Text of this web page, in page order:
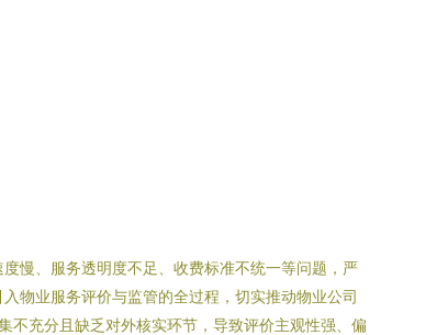
慢、服务透明度不足、收费标准不统一等问题，严
物业服务评价与监管的全过程，切实推动物业公司
不充分且缺乏对外核实环节，导致评价主观性强、偏